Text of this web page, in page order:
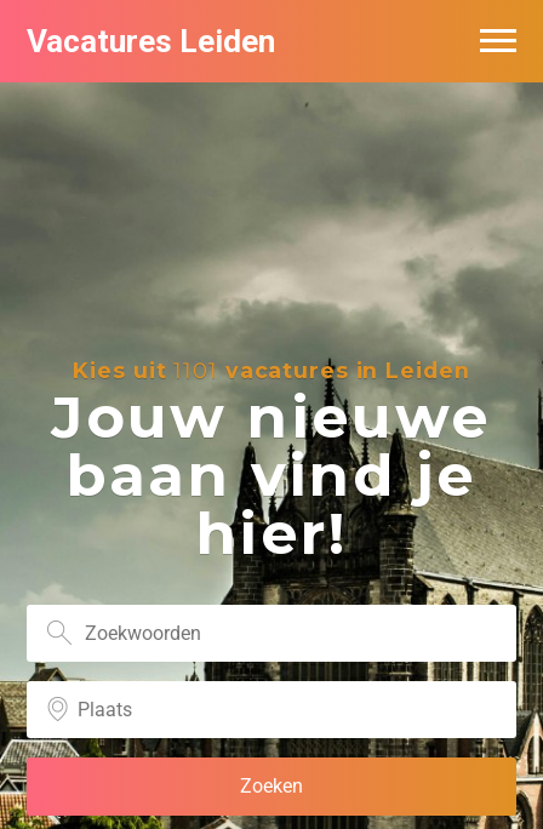
Vacatures Leiden
Kies uit1101vacatures in Leiden
Jouw nieuwe
baan vind je
hier!
Vacatures per bedrijf